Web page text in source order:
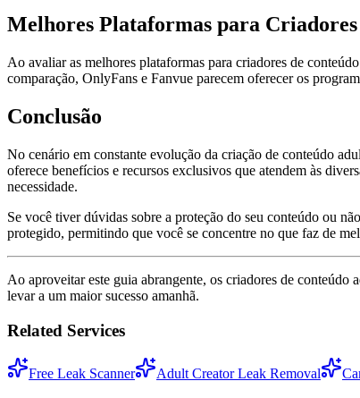
Melhores Plataformas para
Ao avaliar as melhores plataformas para criadores de
comparação, OnlyFans e Fanvue parecem oferecer os
Conclusão
No cenário em constante evolução da criação de conteúdo
oferece benefícios e recursos exclusivos que atendem às
necessidade.
Se você tiver dúvidas sobre a proteção do seu conteúdo ou
protegido, permitindo que você se concentre no que faz de
Ao aproveitar este guia abrangente, os criadores de conteúdo
levar a um maior sucesso amanhã.
Related Services
Free Leak Scanner Adult Creator Leak Removal